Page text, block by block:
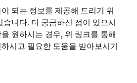
되는 정보를 제공해 드리기 위
니다. 더 궁금하신 점이 있으시
원하시는 경우, 위 링크를 통해
시고 필요한 도움을 받아보시기